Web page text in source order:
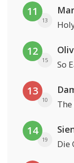
11
13
12
15 So
13
10
14
19 Die